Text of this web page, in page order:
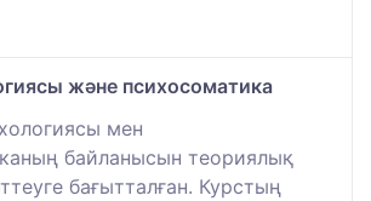
және психосоматика
мен
байланысын теориялық
бағытталған. Курстың